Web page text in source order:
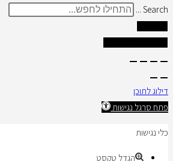
Search ...
דילוג לתוכן
פתח סרגל נגישות
כלי נגישות
הגדל טקסט